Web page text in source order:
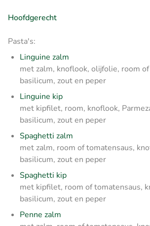
Hoofdgerecht
Pasta's:
Linguine zalm
met zalm, knoflook, olijfolie, room
basilicum, zout en peper
Linguine kip
met kipfilet, room, knoflook,
basilicum, zout en peper
Spaghetti zalm
met zalm, room of tomatensaus,
basilicum, zout en peper
Spaghetti kip
met kipfilet, room of tomatensaus,
basilicum, zout en peper
Penne zalm